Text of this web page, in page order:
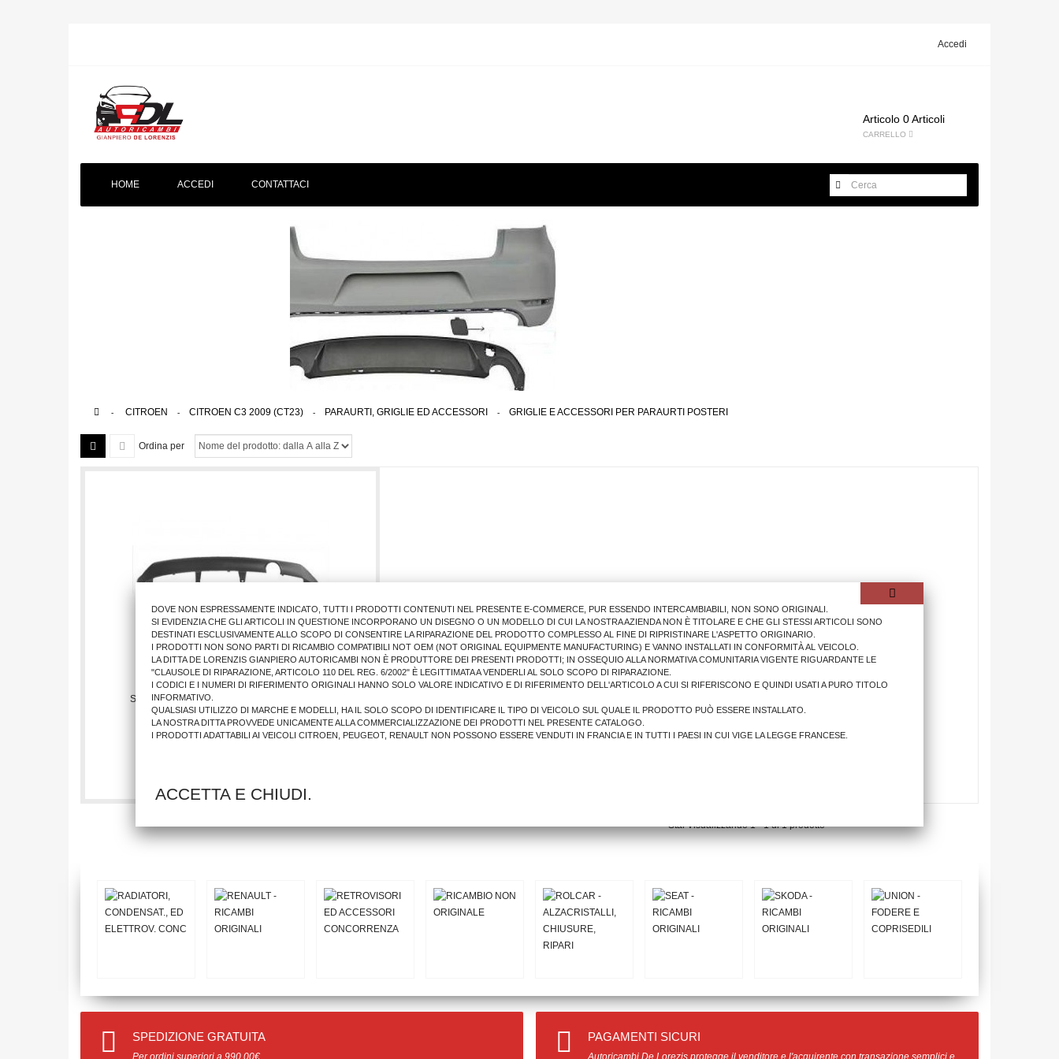
Accedi
Articolo 0 Articoli
CARRELLO
HOME ACCEDI CONTATTACI
> CITROEN > CITROEN C3 2009 (CT23) > PARAURTI, GRIGLIE ED ACCESSORI > GRIGLIE E ACCESSORI PER PARAURTI POSTERI
Ordina per
SPOILER PARAURTI POST. CT C3 2009>2013
Stai Visualizzando 1 - 1 di 1 prodotto
SPEDIZIONE GRATUITA
Per ordini superiori a 990.00€
PAGAMENTI SICURI
Autoricambi De Lorezis protegge il venditore e l'acquirente con transazione semplici e
DOVE NON ESPRESSAMENTE INDICATO, TUTTI I PRODOTTI CONTENUTI NEL PRESENTE E-COMMERCE, PUR ESSENDO INTERCAMBIABILI, NON SONO ORIGINALI.
SI EVIDENZIA CHE GLI ARTICOLI IN QUESTIONE INCORPORANO UN DISEGNO O UN MODELLO DI CUI LA NOSTRA AZIENDA NON È TITOLARE E CHE GLI STESSI ARTICOLI SONO
DESTINATI ESCLUSIVAMENTE ALLO SCOPO DI CONSENTIRE LA RIPARAZIONE DEL PRODOTTO COMPLESSO AL FINE DI RIPRISTINARE L'ASPETTO ORIGINARIO.
I PRODOTTI NON SONO PARTI DI RICAMBIO COMPATIBILI NOT OEM (NOT ORIGINAL EQUIPMENTE MANUFACTURING) E VANNO INSTALLATI IN CONFORMITÀ AL VEICOLO.
LA DITTA DE LORENZIS GIANPIERO AUTORICAMBI NON È PRODUTTORE DEI PRESENTI PRODOTTI; IN OSSEQUIO ALLA NORMATIVA COMUNITARIA VIGENTE RIGUARDANTE LE
"CLAUSOLE DI RIPARAZIONE, ARTICOLO 110 DEL REG. 6/2002" È LEGITTIMATA A VENDERLI AL SOLO SCOPO DI RIPARAZIONE.
I CODICI E I NUMERI DI RIFERIMENTO ORIGINALI HANNO SOLO VALORE INDICATIVO E DI RIFERIMENTO DELL'ARTICOLO A CUI SI RIFERISCONO E QUINDI USATI A PURO TITOLO
INFORMATIVO.
QUALSIASI UTILIZZO DI MARCHE E MODELLI, HA IL SOLO SCOPO DI IDENTIFICARE IL TIPO DI VEICOLO SUL QUALE IL PRODOTTO PUÒ ESSERE INSTALLATO.
LA NOSTRA DITTA PROVVEDE UNICAMENTE ALLA COMMERCIALIZZAZIONE DEI PRODOTTI NEL PRESENTE CATALOGO.
I PRODOTTI ADATTABILI AI VEICOLI CITROEN, PEUGEOT, RENAULT NON POSSONO ESSERE VENDUTI IN FRANCIA E IN TUTTI I PAESI IN CUI VIGE LA LEGGE FRANCESE.
ACCETTA E CHIUDI.